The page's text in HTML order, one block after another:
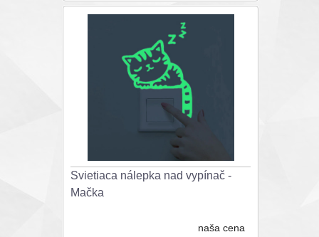
Svietiaca nálepka nad vypínač -
Mačka
naša cena